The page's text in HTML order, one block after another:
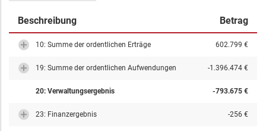
Beschreibung Betrag
10: Summe der ordentlichen Erträge 602.799 €
19: Summe der ordentlichen Aufwendungen -1.396.474 €
20: Verwaltungsergebnis -793.675 €
23: Finanzergebnis -256 €